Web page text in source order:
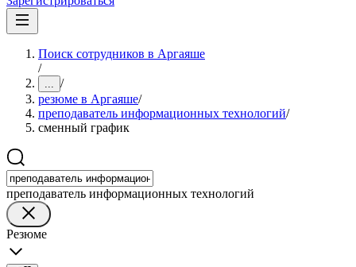
Поиск сотрудников в Аргаяше
/
... /
резюме в Аргаяше/
преподаватель информационных технологий/
сменный график
преподаватель информационных технологий
Резюме